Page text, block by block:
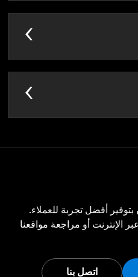
أفضل تجربة للعملاء.
الإنترنت أو مراجعة مواقعنا
اتصل بنا